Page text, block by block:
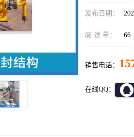
发布日期：
阅 读 量： 66
销售电话：
在线QQ：